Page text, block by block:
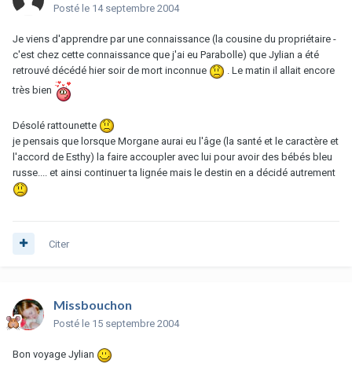
Posté le 14 septembre 2004
Je viens d'apprendre par une connaissance (la cousine du propriétaire -
c'est chez cette connaissance que j'ai eu Parabolle) que Jylian a été
retrouvé décédé hier soir de mort inconnue
. Le matin il allait encore
très bien
Désolé rattounette
je pensais que lorsque Morgane aurai eu l'âge (la santé et le caractère et
l'accord de Esthy) la faire accoupler avec lui pour avoir des bébés bleu
russe.... et ainsi continuer ta lignée mais le destin en a décidé autrement
Citer
Missbouchon
Posté le 15 septembre 2004
Bon voyage Jylian